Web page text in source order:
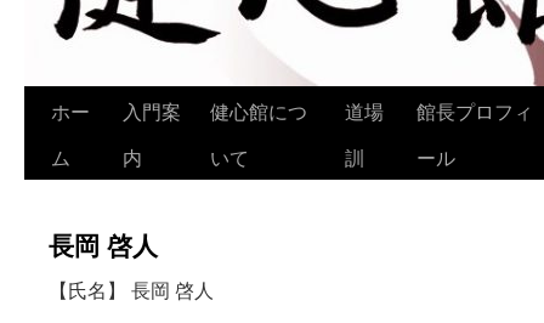
コ
ン
ホー
ム
入門案
内
健心館につ
いて
道場
訓
館長プロフィ
ール
長岡 啓人
【氏名】 長岡 啓人